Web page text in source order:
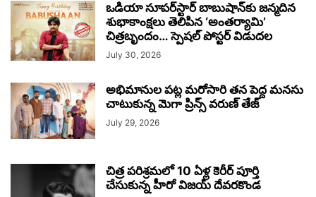
ఒడియా సూపర్‌స్టార్ బాబుషాన్‌కు జన్మదిన
శుభాకాంక్షలు తెలిపిన ‘అంతర్యామి’
చిత్రబృందం… స్పెషల్ పోస్టర్ విడుదల
July 30, 2026
అభిమానుల పట్ల మరోసారి తన పెద్ద మనసు
చాటుకున్న మెగా ప్రిన్స్ వరుణ్ తేజ్
July 29, 2026
చిత్ర పరిశ్రమలో 10 ఏళ్ల కెరీర్ పూర్తి
చేసుకున్న హీరో విజయ్ దేవరకొండ